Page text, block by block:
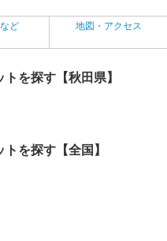
ど 地図・アクセス
を探す【秋田県】
を探す【全国】